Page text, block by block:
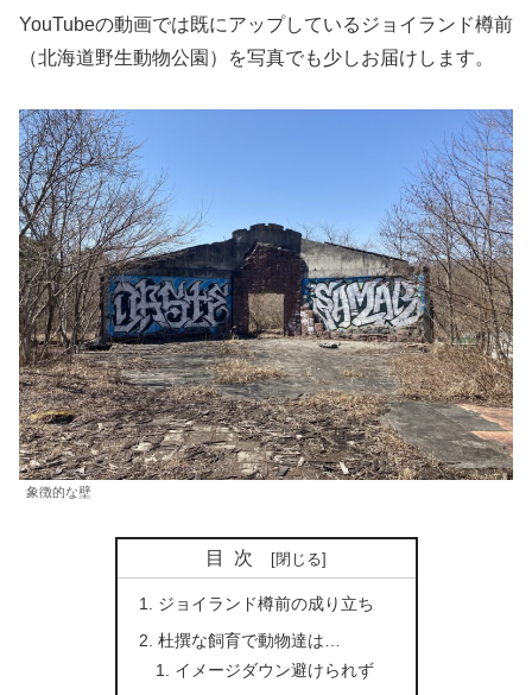
YouTubeの動画では既にアップしているジョイランド樽前
（北海道野生動物公園）を写真でも少しお届けします。
象徴的な壁
目次
ジョイランド樽前の成り立ち
杜撰な飼育で動物達は…
イメージダウン避けられず